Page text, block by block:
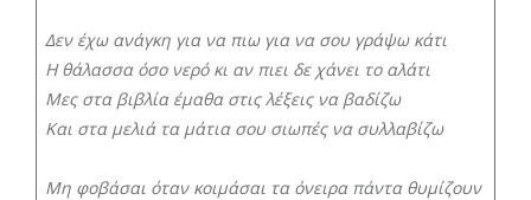
Δεν έχω ανάγκη για να πιω για να σου γράψω κάτι
Η θάλασσα όσο νερό κι αν πιει δε χάνει το αλάτι
Μες στα βιβλία έμαθα στις λέξεις να βαδίζω
Και στα μελιά τα μάτια σου σιωπές να συλλαβίζω
Μη φοβάσαι όταν κοιμάσαι τα όνειρα πάντα θυμίζουν